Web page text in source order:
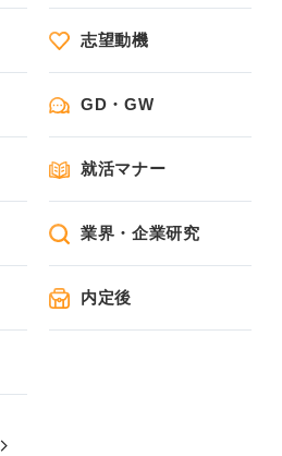
志望動機
GD・GW
就活マナー
業界・企業研究
内定後